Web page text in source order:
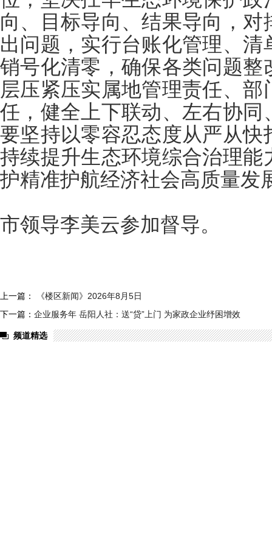
向、目标导向、结果导向，
出问题，实行台账化管理、
销号化清零，确保各类问题
层压紧压实属地管理责任、
任，健全上下联动、左右协
要坚持以零容忍态度从严从
持续提升生态环境综合治理
护精准护航经济社会高质量发
市领导李美云参加督导。
上一篇：
《楼区新闻》2026年8月5日
下一篇： 企业服务年 岳阳人社：送“贷”上门 为家政企业纾困增效
频道精选